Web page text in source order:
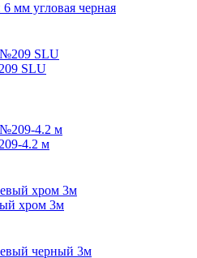
мм угловая черная
SLU
4.2 м
хром 3м